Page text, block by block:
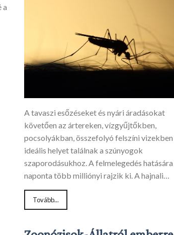
a
A tavaszi esőzéseket és nyári áradásokat
követően az ártereken, vízgyűjtőkben,
pocsolyákban, összefolyó felszíni vizekben
ideális helyet találnak a szúnyogok
szaporodásukhoz. A felmelegedés hatására
naponta több milliónyi rajzik ki. A hajnali…
Tovább...